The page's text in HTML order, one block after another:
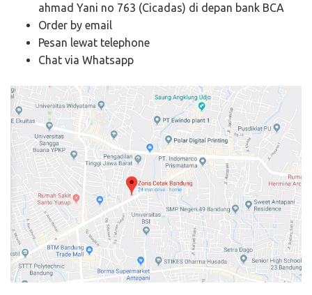
ahmad Yani no 763 (Cicadas) di depan bank BCA
Order by email
Pesan lewat telephone
Chat via Whatsapp